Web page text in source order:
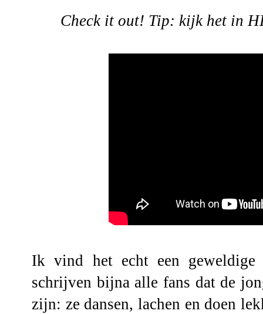
Check it out! Tip: kijk het in
Ik vind het echt een
schrijven bijna alle fans dat de
zijn: ze dansen, lachen en doen